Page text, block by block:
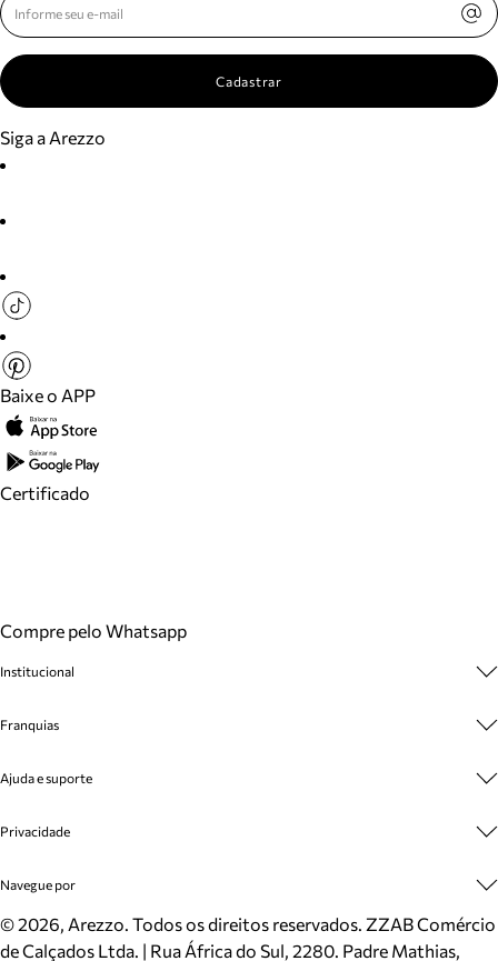
Cadastrar
Siga a Arezzo
Baixe o APP
Certificado
Compre pelo Whatsapp
Institucional
Cashback
Venda Corporativa
Mapa do Site
Inverno
Mundo Arezzo
Franquias
Plano de Negócio
Ajuda e suporte
Cadastro
Meus Pedidos
Trocas e Devoluções
Cartão Presente
Privacidade
Politica e Privacidade
Navegue por
Sapatos
Bolsas
©2026, Arezzo. Todos os direitos reservados. ZZAB Comércio
de Calçados Ltda. | Rua África do Sul, 2280. Padre Mathias,